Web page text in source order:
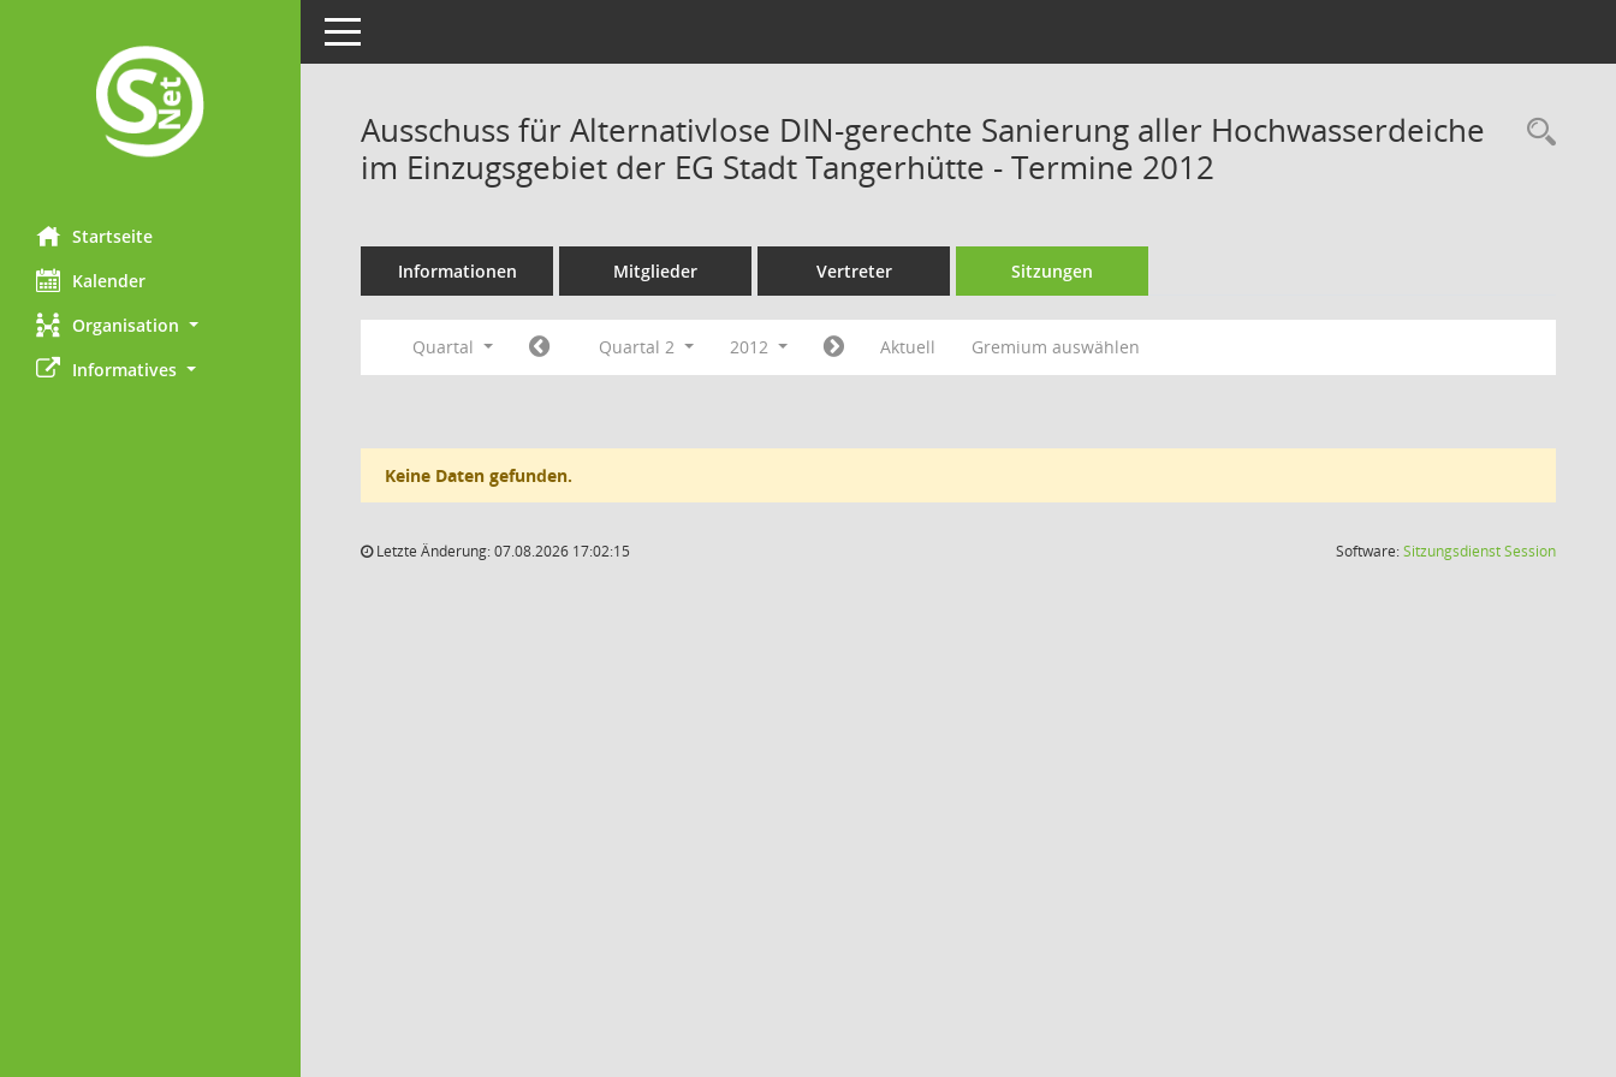
Startseite
Kalender
Organisation
Informatives
Toggle navigation
Ausschuss für Alternativlose DIN-gerechte Sanierung aller Hochwasserdeiche
im Einzugsgebiet der EG Stadt Tangerhütte - Termine 2012
Informationen Mitglieder Vertreter Sitzungen
Quartal Quartal 2 2012 Aktuell Gremium auswählen
Keine Daten gefunden.
Letzte Änderung: 07.08.2026 17:02:15 Software:SitzungsdienstSession(Wird in